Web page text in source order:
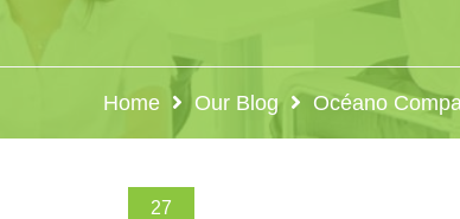
Home Our Blog Océano
27